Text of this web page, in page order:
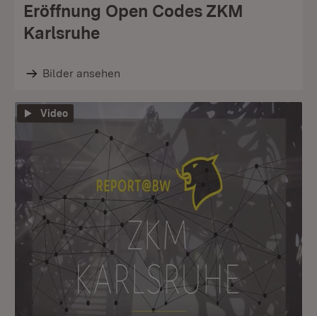
Eröffnung Open Codes ZKM
Karlsruhe
Bilder ansehen
Video